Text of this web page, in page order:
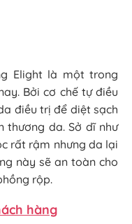
Elight là một trong
Bởi cơ chế tự điều
điều trị để diệt sạch
thương da. Sở dĩ như
rất rậm nhưng da lại
này sẽ an toàn cho
rộp.
hàng